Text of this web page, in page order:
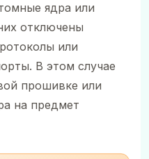
ядра или
отключены
или
В этом случае
прошивке или
на предмет